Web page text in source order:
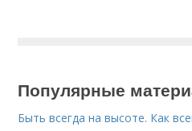
Популярные
Быть всегда на высоте. Как